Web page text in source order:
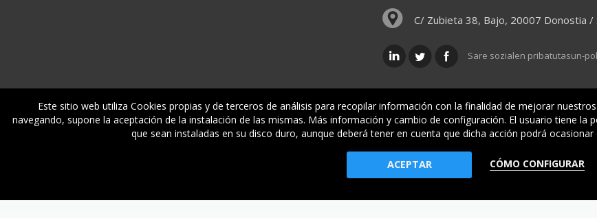
C/ Zubieta 38, Bajo, 20007 Donostia /
Sare sozialen pribatutasun-
Enplegua Ikastaroak Zerbitzuak Elkargoa Oniritziak Lehiatila Bakarra
© Gipuzkoako Industri Ingeniariaren Elkargo Ofiziala - Colegio Oficial de Ingenieros Industriales de Gipuzkoa
Este sitio web utiliza Cookies propias y de terceros de análisis para recopilar información con la finalidad de mejorar
navegando, supone la aceptación de la instalación de las mismas. Más información y cambio de configuración. El usuario tiene la
que sean instaladas en su disco duro, aunque deberá tener en cuenta que dicha acción podrá
ACEPTAR CÓMO CONFIGURAR